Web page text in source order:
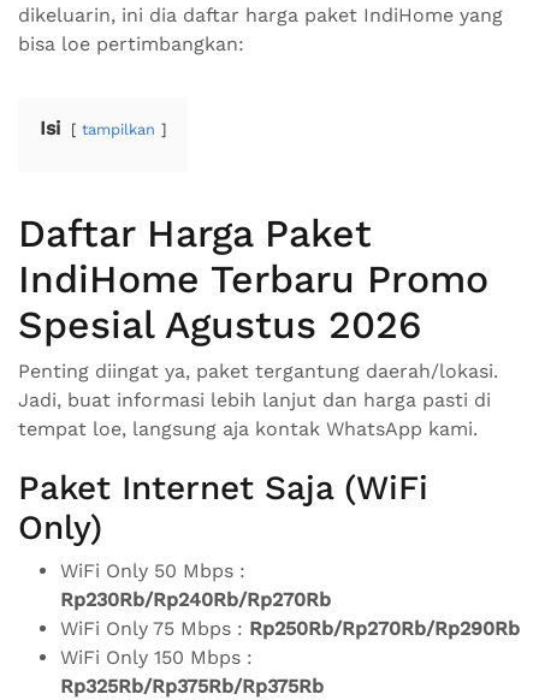
dikeluarin, ini dia daftar harga paket IndiHome yang
bisa loe pertimbangkan:
Isi tampilkan
Daftar Harga Paket
IndiHome Terbaru Promo
Spesial Agustus 2026
Penting diingat ya, paket tergantung daerah/lokasi.
Jadi, buat informasi lebih lanjut dan harga pasti di
tempat loe, langsung aja kontak WhatsApp kami.
Paket Internet Saja (WiFi
Only)
WiFi Only 50 Mbps :
Rp230Rb/Rp240Rb/Rp270Rb
WiFi Only 75 Mbps : Rp250Rb/Rp270Rb/Rp290Rb
WiFi Only 150 Mbps :
Rp325Rb/Rp375Rb/Rp375Rb